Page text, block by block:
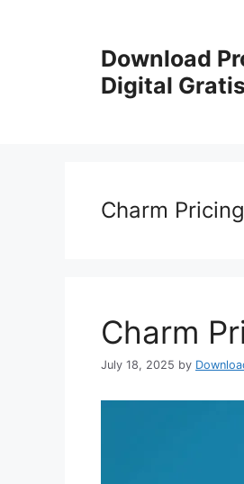
Download
Digital Gratis
Charm
Charm
July 18, 2025 by